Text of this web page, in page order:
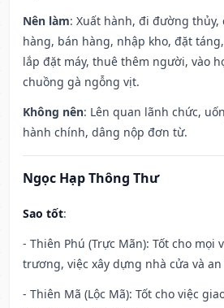
Nên làm: Xuất hành, đi đường thủy,
hàng, bán hàng, nhập kho, đặt
lắp đặt máy, thuê thêm người, vào
chuồng gà ngỗng vịt.
Không nên: Lên quan lãnh chức,
hành chính, dâng nộp đơn từ.
Ngọc Hạp Thông Thư
Sao tốt:
- Thiên Phú (Trực Mãn): Tốt cho mọi
trương, việc xây dựng nhà cửa và
- Thiên Mã (Lộc Mã): Tốt cho việc